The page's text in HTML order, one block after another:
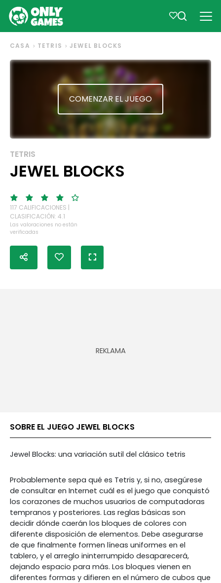
CASA TETRIS JEWEL BLOCKS
COMENZAR EL JUEGO
TETRIS
JEWEL BLOCKS
117 CALIFICACIONES |
CLASIFICACIÓN: 4.1
Las valoraciones no están
verificadas
SOBRE EL JUEGO JEWEL BLOCKS
Jewel Blocks: una variación sutil del clásico tetris
Probablemente sepa qué es Tetris y, si no, asegúrese
de consultar en Internet cuál es el juego que conquistó
los corazones de muchos usuarios de computadoras
tempranos y posteriores. Las reglas básicas son
decidir dónde caerán los bloques de colores con
diferente disposición de elementos. Debe asegurarse
de que finalmente formen líneas uniformes en el
tablero, y el arreglo ininterrumpido desaparecerá,
dejando espacio para más. Los bloques vienen en
diferentes formas y difieren en el número de cubos que